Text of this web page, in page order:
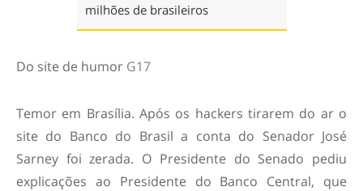
milhões de brasileiros
Do site de humor G17
Temor em Brasília. Após os hackers tirarem do ar o
site do Banco do Brasil a conta do Senador José
Sarney foi zerada. O Presidente do Senado pediu
explicações ao Presidente do Banco Central, que